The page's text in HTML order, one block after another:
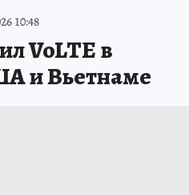
10:48
VoLTE в
и Вьетнаме